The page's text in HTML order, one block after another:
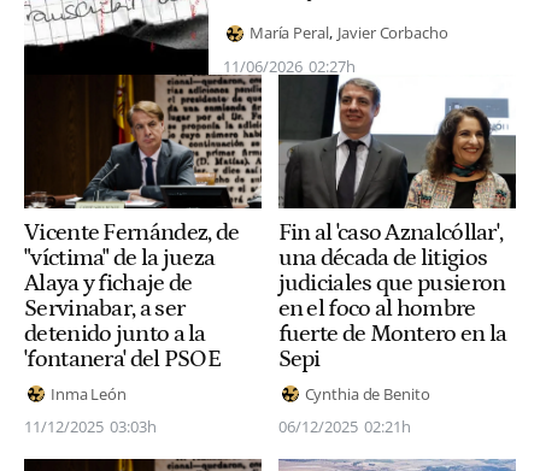
María Peral Javier Corbacho
11/06/2026 02:27h
Vicente Fernández, de
"víctima" de la jueza
Alaya y fichaje de
Servinabar, a ser
detenido junto a la
'fontanera' del PSOE
Inma León
11/12/2025 03:03h
Fin al 'caso Aznalcóllar',
una década de litigios
judiciales que pusieron
en el foco al hombre
fuerte de Montero en la
Sepi
Cynthia de Benito
06/12/2025 02:21h